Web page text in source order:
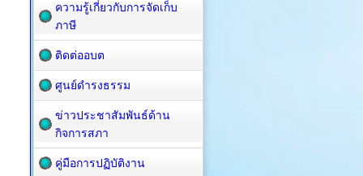
ความรู้เกี่ยวกับการจัดเก็บ
ภาษี
ติดต่ออบต
ศูนย์ดำรงธรรม
ข่าวประชาสัมพันธ์ด้าน
กิจการสภา
คู่มือการปฏิบัติงาน